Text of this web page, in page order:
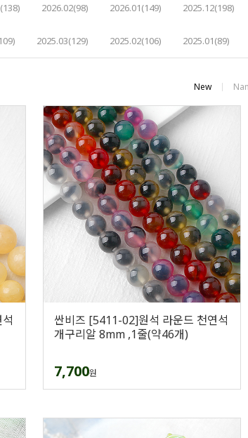
2026.02(98) 2026.01(149) 2025.12(198)
2025.03(129) 2025.02(106) 2025.01(89)
New
싼비즈 [5411-02]원석 라운드 천연석
개구리알 8mm ,1줄(약46개)
7,700원